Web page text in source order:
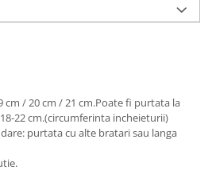
cm / 20 cm / 21 cm.Poate fi purtata la
22 cm.(circumferinta incheieturii)
purtata cu alte bratari sau langa